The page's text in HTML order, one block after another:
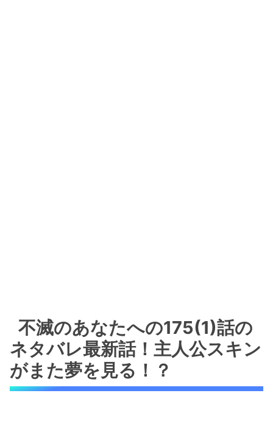
不滅のあなたへの175(1)話の
ネタバレ最新話！主人公スキン
がまた夢を見る！？